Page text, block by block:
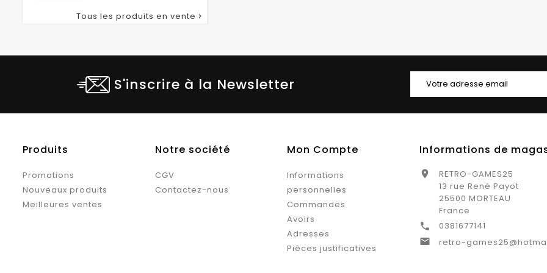
Tous les produits en vente 
S'inscrire à la Newsletter
Produits
Promotions
Nouveaux produits
Meilleures ventes
Notre société
CGV
Contactez-nous
Mon Compte
Informations
personnelles
Commandes
Avoirs
Adresses
Pièces justificatives
Informations de

RETRO-GAMES25
13 rue René Payot
25500 MORTEAU
France
 0381677141
 retro-